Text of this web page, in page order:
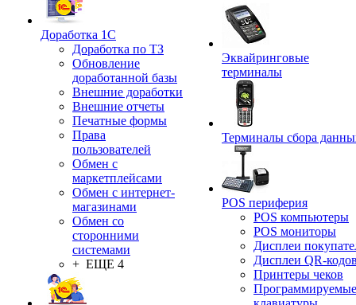
Доработка 1С
Доработка по ТЗ
Обновление
доработанной базы
Внешние доработки
Внешние отчеты
Печатные формы
Права
пользователей
Обмен с
маркетплейсами
Обмен с интернет-
магазинами
Обмен со
сторонними
системами
+ ЕЩЕ 4
Эквайринговые
терминалы
Терминалы сбора
POS периферия
POS компьютеры
POS мониторы
Дисплеи
Дисплеи QR-
Принтеры чеков
Программируемые